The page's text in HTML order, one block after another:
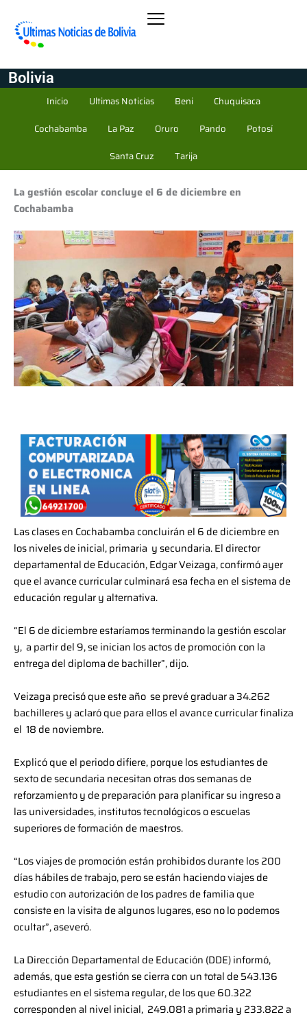
Bolivia
Inicio Ultimas Noticias Beni
Chuquisaca
Cochabamba
La Paz Oruro Pando
Potosí
Santa Cruz
Tarija
La gestión escolar concluye el 6 de diciembre en
Cochabamba
Las clases en Cochabamba concluirán el 6 de diciembre en
los niveles de inicial, primaria y secundaria. El director
departamental de Educación, Edgar Veizaga, confirmó ayer
que el avance curricular culminará esa fecha en el sistema de
educación regular y alternativa.
“El 6 de diciembre estaríamos terminando la gestión escolar
y, a partir del 9, se inician los actos de promoción con la
entrega del diploma de bachiller”, dijo.
Veizaga precisó que este año se prevé graduar a 34.262
bachilleres y aclaró que para ellos el avance curricular finaliza
el 18 de noviembre.
Explicó que el periodo difiere, porque los estudiantes de
sexto de secundaria necesitan otras dos semanas de
reforzamiento y de preparación para planificar su ingreso a
las universidades, institutos tecnológicos o escuelas
superiores de formación de maestros.
“Los viajes de promoción están prohibidos durante los 200
días hábiles de trabajo, pero se están haciendo viajes de
estudio con autorización de los padres de familia que
consiste en la visita de algunos lugares, eso no lo podemos
ocultar”, aseveró.
La Dirección Departamental de Educación (DDE) informó,
además, que esta gestión se cierra con un total de 543.136
estudiantes en el sistema regular, de los que 60.322
corresponden al nivel inicial, 249.081 a primaria y 233.822 a